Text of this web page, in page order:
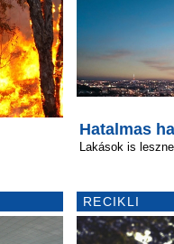
Hatalmas
Lakások is
RECIKLI